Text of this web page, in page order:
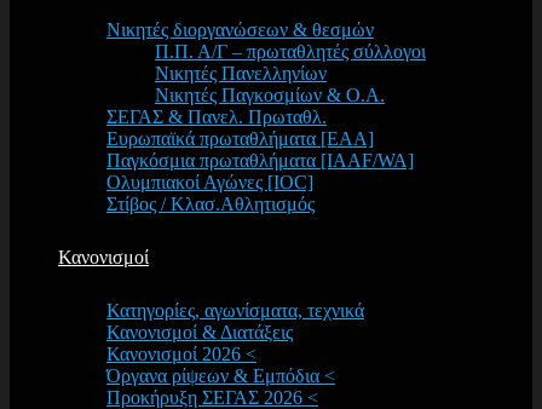
Νικητές διοργανώσεων & θεσμών
Π.Π. Α/Γ – πρωταθλητές σύλλογοι
Νικητές Πανελληνίων
Νικητές Παγκοσμίων & Ο.Α.
ΣΕΓΑΣ & Πανελ. Πρωταθλ.
Ευρωπαϊκά πρωταθλήματα [EAA]
Παγκόσμια πρωταθλήματα [IAAF/WA]
Ολυμπιακοί Αγώνες [IOC]
Στίβος / Κλασ.Αθλητισμός
Κανονισμοί
Κατηγορίες, αγωνίσματα, τεχνικά
Κανονισμοί & Διατάξεις
Κανονισμοί 2026 <
Όργανα ρίψεων & Εμπόδια <
Προκήρυξη ΣΕΓΑΣ 2026 <